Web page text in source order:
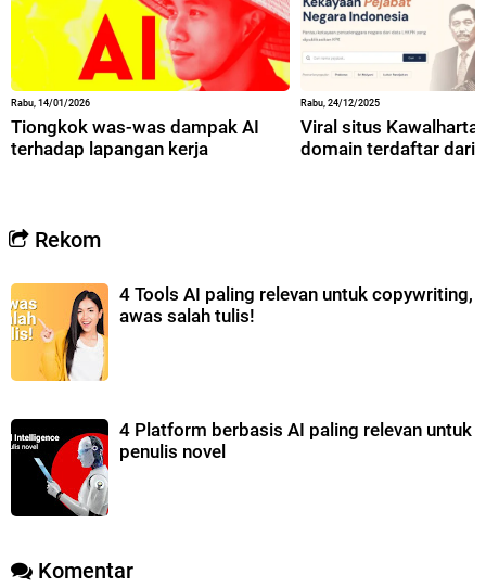
Rabu, 14/01/2026
Tiongkok was-was dampak AI
terhadap lapangan kerja
Rabu, 24/12/2025
Viral situs
domain terdaftar dari
Rekom
4 Tools AI paling relevan untuk copywriting,
awas salah tulis!
4 Platform berbasis AI paling relevan untuk
penulis novel
Komentar